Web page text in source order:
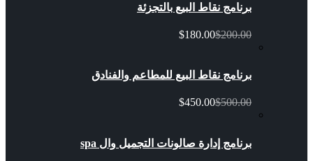
برنامج نقاط البيع بالتجزئة
$180.00$200.00
برنامج نقاط البيع للمطاعم والفنادق
$450.00$500.00
برنامج إدارة صالونات التجميل وال spa